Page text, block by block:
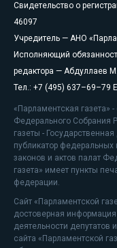
Свидетельство о
46097
Учредитель — АНО
Исполняющий
редактора — Абдуллаев
Тел.: +7 (495) 637–69–79
«Парламентская
Федерального Собрания
газеты -
публикатор
законов и актов палат
газета» имеет пункты
федерации.
Сайт «Парламентской
достоверная
деятельности депутатов
сайта «Парламентской